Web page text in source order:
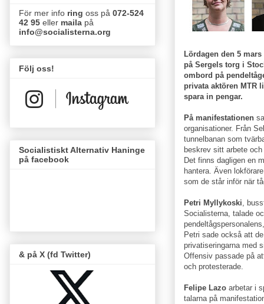
Lördagen den 5
på Sergels torg i
ombord på
privata aktören MTR
spara in pengar.
På manifestationen
organisationer. Från
tunnelbanan som
beskrev sitt arbete
Det finns dagligen en
hantera. Även
som de står inför när
Petri Myllykoski,
Socialisterna, talade
Petri sade också att
privatiseringarna med
Offensiv passade på
och protesterade.
Felipe Lazo arbetar i
talarna på
För mer info ring oss på 072-524
42 95 eller maila på
info@socialisterna.org
Följ oss!
Socialistiskt Alternativ Haninge
på facebook
& på X (fd Twitter)